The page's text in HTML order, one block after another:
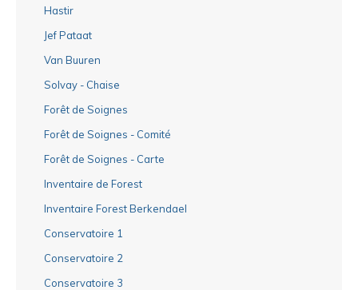
Hastir
Jef Pataat
Van Buuren
Solvay - Chaise
Forêt de Soignes
Forêt de Soignes - Comité
Forêt de Soignes - Carte
Inventaire de Forest
Inventaire Forest Berkendael
Conservatoire 1
Conservatoire 2
Conservatoire 3